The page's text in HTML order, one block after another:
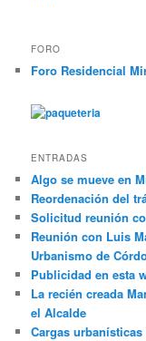
FORO
Foro Residencial
ENTRADAS
Algo se mueve en
Reordenación del
Solicitud reunión
Reunión con Luis
Urbanismo de
Publicidad en esta
La recién creada
el Alcalde
Cargas